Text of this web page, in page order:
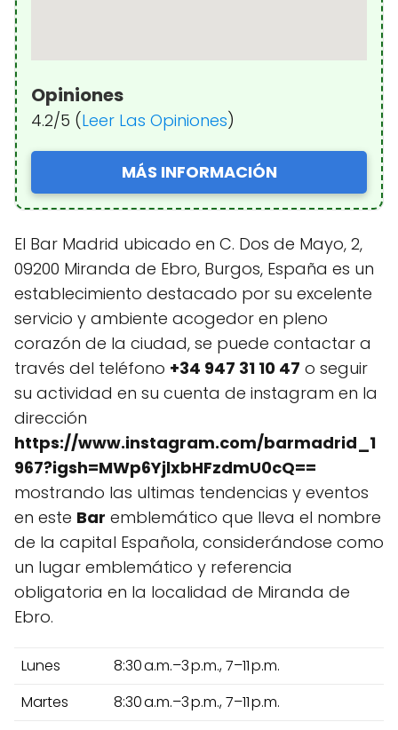
Opiniones
4.2/5 (Leer Las Opiniones)
MÁS INFORMACIÓN
El Bar Madrid ubicado en C. Dos de Mayo, 2,
09200 Miranda de Ebro, Burgos, España es un
establecimiento destacado por su excelente
servicio y ambiente acogedor en pleno
corazón de la ciudad, se puede contactar a
través del teléfono +34 947 31 10 47 o seguir
su actividad en su cuenta de instagram en la
dirección
https://www.instagram.com/barmadrid_1
967?igsh=MWp6YjlxbHFzdmU0cQ==
mostrando las ultimas tendencias y eventos
en este Bar emblemático que lleva el nombre
de la capital Española, considerándose como
un lugar emblemático y referencia
obligatoria en la localidad de Miranda de
Ebro.
Lunes
8:30 a.m.–3 p.m., 7–11 p.m.
Martes
8:30 a.m.–3 p.m., 7–11 p.m.